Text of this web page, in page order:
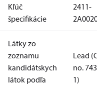
Kľúč
špecifikácie
2411-
Látky zo
zoznamu
kandidátskych
látok podľa
Lead
no.
1)